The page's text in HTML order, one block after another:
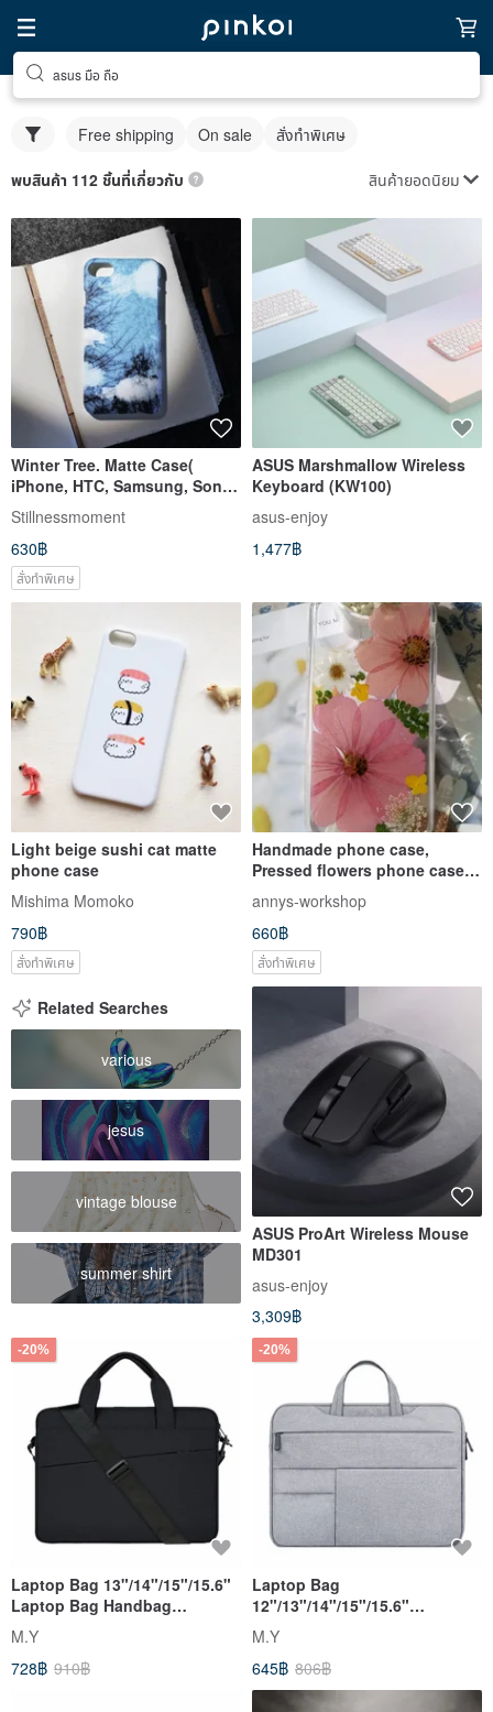
asus มือ ถือ
Free shipping On sale สั่งทำพิเศษ
พบสินค้า 112 ชิ้นที่เกี่ยวกับ สินค้ายอดนิยม
Winter Tree. Matte Case(
iPhone, HTC, Samsung, Sony,
LG, OPPO)
Stillnessmoment
630฿
สั่งทำพิเศษ
ASUS Marshmallow Wireless
Keyboard (KW100)
asus-enjoy
1,477฿
Light beige sushi cat matte
phone case
Mishima Momoko
790฿
สั่งทำพิเศษ
Handmade phone case,
Pressed flowers phone case,
annys-workshop
660฿
สั่งทำพิเศษ
Related Searches
various
jesus
vintage blouse
summer shirt
ASUS ProArt Wireless Mouse
MD301
asus-enjoy
3,309฿
-20%
Laptop Bag 13"/14"/15"/15.6"
Laptop Bag Handbag
Business Bag with Shoulder
Strap
M.Y
728฿ 910฿
-20%
Laptop Bag
12"/13"/14"/15"/15.6"
Computer Bag Handbag
Business Bag Light Grey
M.Y
645฿ 806฿